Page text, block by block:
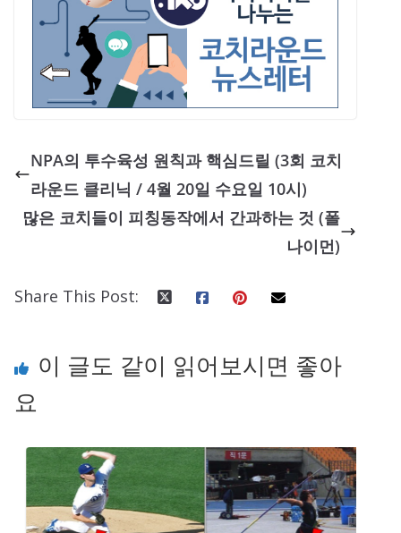
NPA의 투수육성 원칙과 핵심드릴 (3회 코치
라운드 클리닉 / 4월 20일 수요일 10시)
많은 코치들이 피칭동작에서 간과하는 것 (폴
나이먼)
Share This Post:
이 글도 같이 읽어보시면 좋아
요